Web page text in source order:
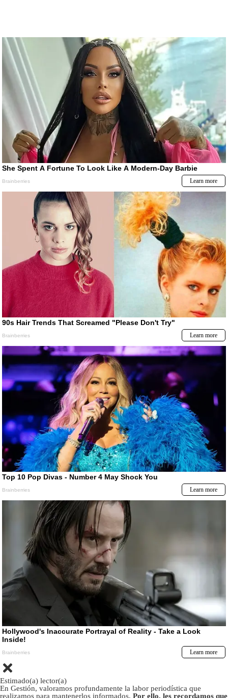
Estimado(a) lector(a)
En Gestión, valoramos profundamente la labor periodística que
realizamos para mantenerlos informados. Por ello, les recordamos que